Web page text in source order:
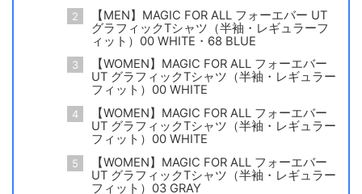
【MEN】MAGIC FOR ALL フォーエバー UT
グラフィックTシャツ（半袖・レギュラーフ
ィット）00 WHITE・68 BLUE
【WOMEN】MAGIC FOR ALL フォーエバー
UT グラフィックTシャツ（半袖・レギュラー
フィット）00 WHITE
【WOMEN】MAGIC FOR ALL フォーエバー
UT グラフィックTシャツ（半袖・レギュラー
フィット）00 WHITE
【WOMEN】MAGIC FOR ALL フォーエバー
UT グラフィックTシャツ（半袖・レギュラー
フィット）03 GRAY